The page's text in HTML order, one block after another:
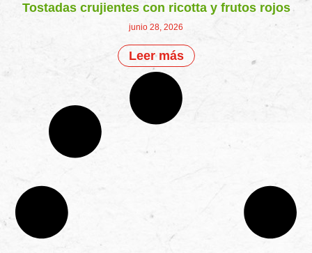
Tostadas crujientes con ricotta y frutos rojos
junio 28, 2026
Leer más